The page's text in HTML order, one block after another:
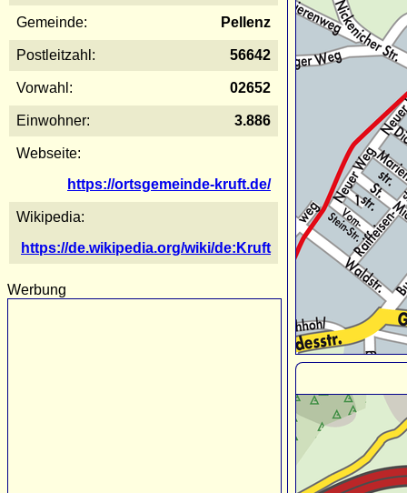
Gemeinde: Pellenz
Postleitzahl: 56642
Vorwahl: 02652
Einwohner: 3.886
Webseite:
https://ortsgemeinde-kruft.de/
Wikipedia:
https://de.wikipedia.org/wiki/de:Kruft
Werbung